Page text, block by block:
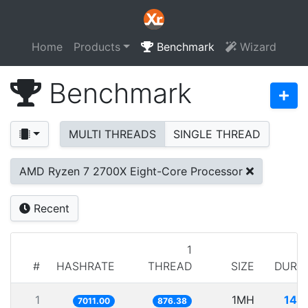
Home Products Benchmark Wizard
Benchmark
MULTI THREADS SINGLE THREAD
AMD Ryzen 7 2700X Eight-Core Processor
Recent
# HASHRATE
1
THREAD
SIZE
1 7011.00 876.38 1MH